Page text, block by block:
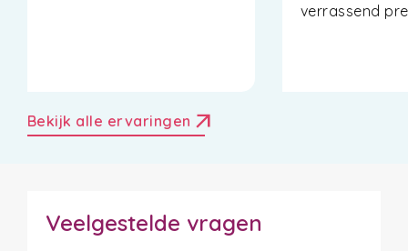
verrassend
Bekijk alle ervaringen arrow_outward
Veelgestelde vragen